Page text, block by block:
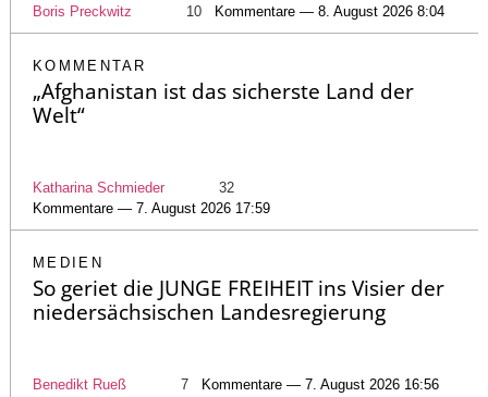
Boris Preckwitz 10 Kommentare — 8. August 2026 8:04
KOMMENTAR
„Afghanistan ist das sicherste Land der
Welt“
Katharina Schmieder
32
Kommentare — 7. August 2026 17:59
MEDIEN
So geriet die JUNGE FREIHEIT ins Visier der
niedersächsischen Landesregierung
Benedikt Rueß 7 Kommentare — 7. August 2026 16:56